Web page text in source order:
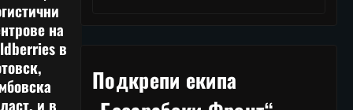
на
в
и в
Подкрепи екипа